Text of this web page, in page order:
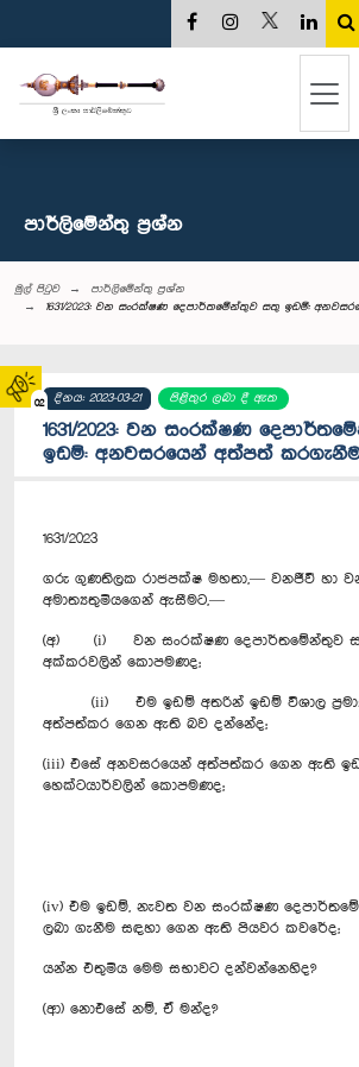
02
පාර්ලි‌මේන්තු‌ ප්‍රශ්න
මුල් පිටුව
පාර්ලි‌මේන්තු‌ ප්‍රශ්න
1631/2023: වන සංරක්ෂණ දෙපාර්තමේන්තුව සතු ඉඩම්:
දිනය: 2023-03-21 පිළිතුර ලබා දී ඇත
1631/2023: වන සංරක්ෂණ
ඉඩම්: අනවසරයෙන් අත්පත්
1631/2023
ගරු ගුණතිලක රාජපක්ෂ මහතා,— වනජීවී හා
අමාත්‍යතුමියගෙන් ඇසීමට,—
(අ) (i) වන සංරක්ෂණ දෙපාර්තමේන්තුව
අක්කරවලින් කොපමණද;
(ii) එම ඉඩම් අතරින් ඉඩම් විශාල
අත්පත්කර ගෙන ඇති බව දන්නේද;
(iii) එසේ අනවසරයෙන් අත්පත්කර ගෙන ඇති
හෙක්ටයාර්වලින් කොපමණද;
(iv) එම ඉඩම්, නැවත වන සංරක්ෂණ
ලබා ගැනීම සඳහා ගෙන ඇති පියවර කවරේද;
යන්න එතුමිය මෙම සභාවට දන්වන්නෙහිද?
(ආ) නොඑසේ නම්, ඒ මන්ද?